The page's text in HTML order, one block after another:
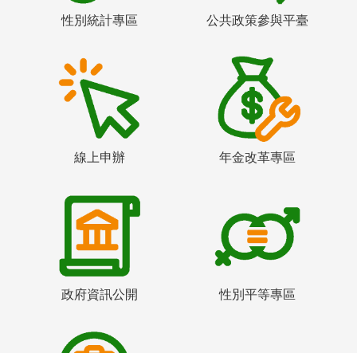
性別統計專區 公共政策參與平臺
線上申辦 年金改革專區
政府資訊公開 性別平等專區